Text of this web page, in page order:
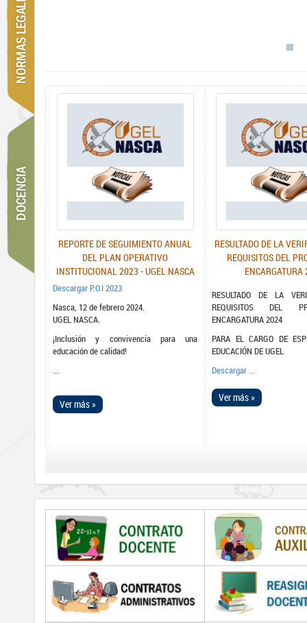
REPORTE DE SEGUIMIENTO ANUAL
DEL PLAN OPERATIVO
INSTITUCIONAL 2023 - UGEL NASCA
Descargar P.O.I 2023
Nasca, 12 de febrero 2024.
UGEL NASCA.
¡Inclusión y convivencia para una
educación de calidad!
...
Ver más »
RESULTADO DE LA
REQUISITOS DEL
ENCARGATURA
RESULTADO DE LA
REQUISITOS DEL
ENCARGATURA 2024
PARA EL CARGO DE
EDUCACIÓN DE UGEL
Descargar ...
Ver más »